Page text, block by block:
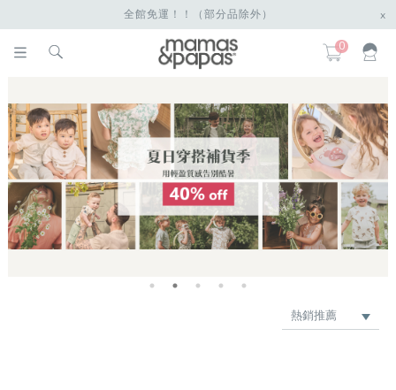
全館免運！！（部分品除外） x
0
最新上架
熱銷推薦
品牌
價格低 → 高
價格高 → 低